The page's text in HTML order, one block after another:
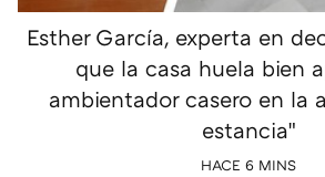
Esther García, experta en
que la casa huela bien
ambientador casero en la
estancia"
HACE 6 MINS